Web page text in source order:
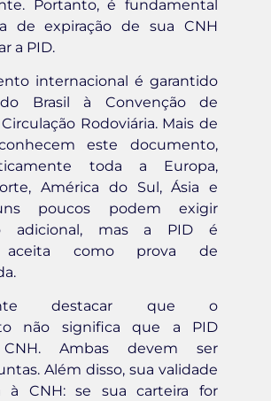
Portanto, é fundamental
de expiração de sua CNH
a PID.
internacional é garantido
Brasil à Convenção de
Rodoviária. Mais de
este documento,
toda a Europa,
América do Sul, Ásia e
poucos podem exigir
adicional, mas a PID é
aceita como prova de
destacar que o
não significa que a PID
Ambas devem ser
Além disso, sua validade
à CNH: se sua carteira for